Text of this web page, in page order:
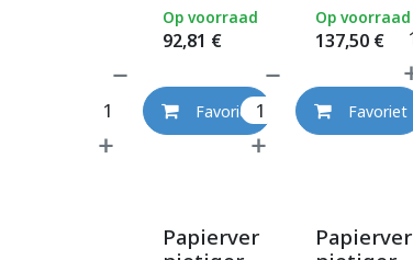
92,81 €
Op voorraad
Favoriet
137,50€
Op voorraad
Favoriet
Papierver
Papierver